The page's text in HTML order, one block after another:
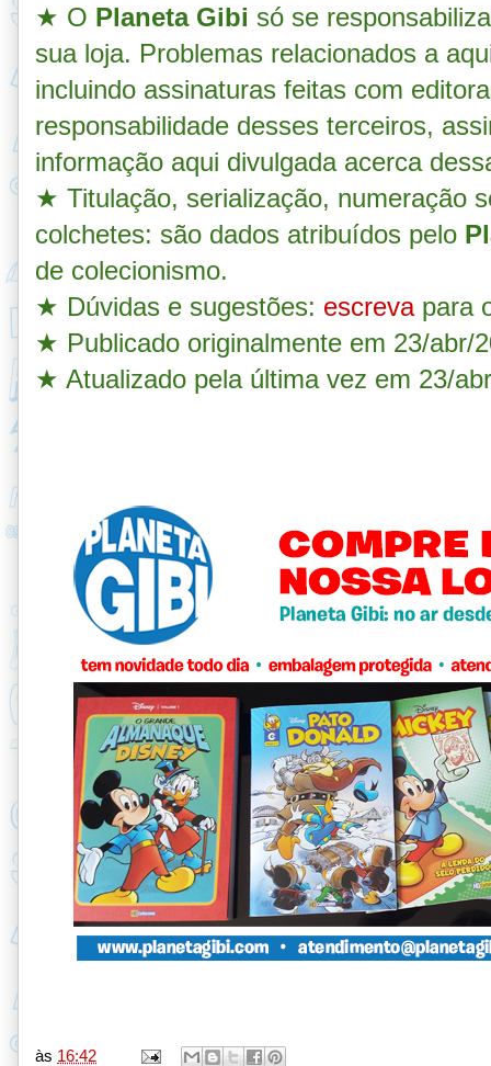
★ O Planeta Gibi só se
sua loja. Problemas relacionados a
incluindo assinaturas feitas com
responsabilidade desses terceiros,
informação aqui divulgada acerca
★ Titulação, serialização, numeração
colchetes: são dados atribuídos pelo
de colecionismo.
★ Dúvidas e sugestões: escrevapara
★ Publicado originalmente em 23/abr/
★ Atualizado pela última vez em 23/
às 16:42